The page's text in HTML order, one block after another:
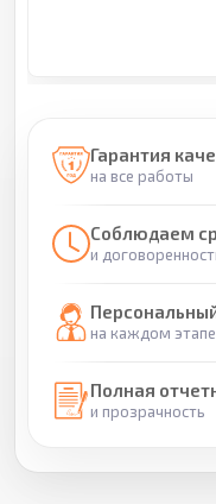
Гарантия
на все работы
Соблюдаем
и
на каждом этапе
Полная
и прозрачность